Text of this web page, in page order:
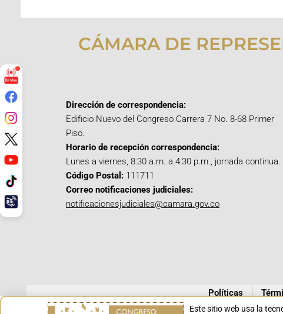
CÁMARA DE
Dirección de correspondencia:
Edificio Nuevo del Congreso Carrera 7 No. 8-68 Primer
Piso.
Horario de recepción correspondencia:
Lunes a viernes, 8:30 a.m. a 4:30 p.m., jornada continua.
Código Postal: 111711
Correo notificaciones judiciales:
notificacionesjudiciales@camara.gov.co
Políticas
Este sitio web usa la